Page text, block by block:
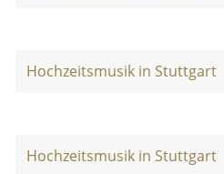
Hochzeitsmusik in Stuttgart
Hochzeitsmusik in Stuttgart